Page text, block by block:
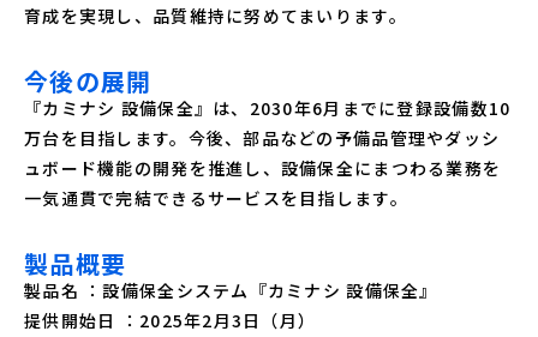
育成を実現し、品質維持に努めてまいります。
今後の展開
『カミナシ 設備保全』は、2030年6月までに登録設備数10
万台を目指します。今後、部品などの予備品管理やダッシ
ュボード機能の開発を推進し、設備保全にまつわる業務を
一気通貫で完結できるサービスを目指します。
製品概要
製品名 ：設備保全システム『カミナシ 設備保全』
提供開始日 ：2025年2月3日（月）